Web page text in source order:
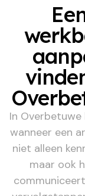
In
wanneer een
niet alleen
maar ook